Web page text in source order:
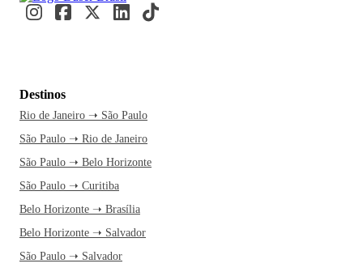
eventos internacionais como a Bienal de Arte e a São Paulo
Fashion Week acontecem. Paulistanos e visitantes se
Paulista e suas atrações culturais. A cidade nunca dorme, e
essa energia contagiante é motivo mais do que suficiente
para embarcar agora. Uma passagem de ônibus pela Buser
transforma a viagem em um momento de relaxamento, com
tempo livre para você planejar cada detalhe. Além disso, o
viajar. E quando o ônibus chega à rodoviária, a experiência
paulistana se inicia.No MASP, aproveite uma tarde para
apreciar as obras icônicas de grandes artistas. Caminhe pela
Destinos
Rio de Janeiro ➝ São Paulo
São Paulo ➝ Rio de Janeiro
São Paulo ➝ Belo Horizonte
São Paulo ➝ Curitiba
Belo Horizonte ➝ Brasília
Belo Horizonte ➝ Salvador
São Paulo ➝ Salvador